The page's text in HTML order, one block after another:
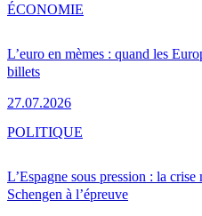
L’euro en mèmes : quand les
billets
27.07.2026
ÉCONOMIE
L’Espagne sous pression : la
Schengen à l’épreuve
POLITIQUE